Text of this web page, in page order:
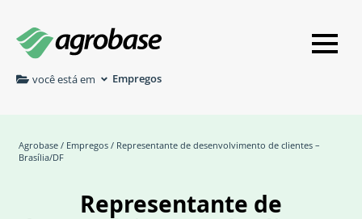
você está em Empregos
Agrobase / Empregos / Representante de desenvolvimento de clientes –
Brasília/DF
Representante de